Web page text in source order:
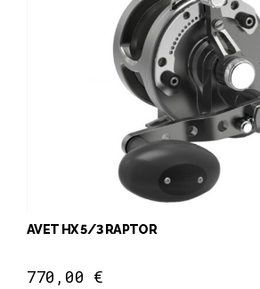
AVET HX 5/3 RAPTOR
770,00 €